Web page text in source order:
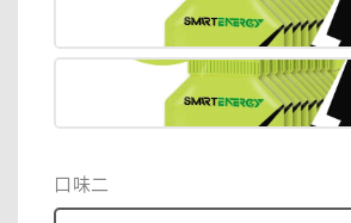
口味二